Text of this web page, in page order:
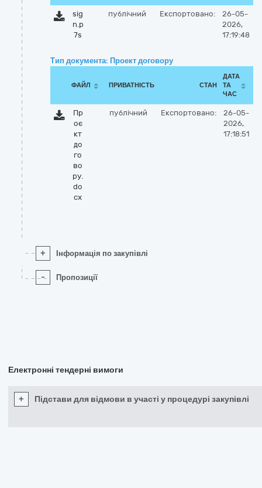
sig
n.p
7s
публічний Експортовано:
26-05-
2026,
17:19:48
Тип документа: Проект договору
ФАЙЛ ПРИВАТНІСТЬ СТАН
ДАТА
ТА
ЧАС
Пр
оє
кт
до
го
во
ру.
do
cx
публічний Експортовано:
26-05-
2026,
17:18:51
+ Інформація по закупівлі
- Пропозиції
Електронні тендерні вимоги
+ Підстави для відмови в участі у процедурі закупівлі